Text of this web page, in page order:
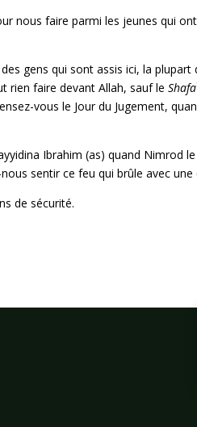
nous faire parmi les jeunes qui
gens qui sont assis ici, la
rien faire devant Allah, sauf leShafa
vous le Jour du Jugement,
Ibrahim (as) quand Nimrod
sentir ce feu qui brûle avec une
de sécurité.